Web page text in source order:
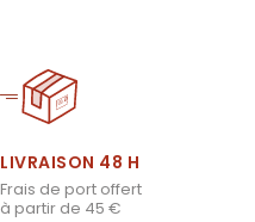
LIVRAISON 48 H
Frais de port offert
à partir de 45 €